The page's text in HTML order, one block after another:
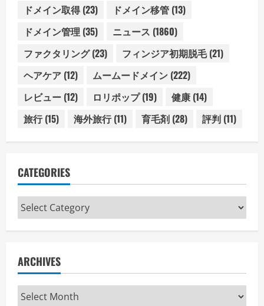
ドメイン取得(23) ドメイン移管 (13)
ドメイン管理 (35) ニュース (1860)
ファクタリング(23) フィンジア初期脱毛(21)
ヘアケア (12) ムームードメイン (222)
レビュー (12) ロリポップ(19) 健康 (14)
旅行(15) 海外旅行(11) 育毛剤 (28) 評判 (11)
CATEGORIES
Categories
ARCHIVES
Archives